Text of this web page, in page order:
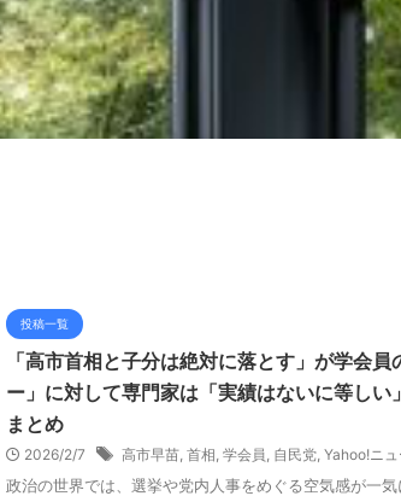
投稿一覧
「高市首相と子分は絶対に落とす」が学会
ー」に対して専門家は「実績はないに等し
まとめ
2026/2/7 高市早苗, 首相, 学会員, 自民党, Yahoo!ニュ
政治の世界では、選挙や党内人事をめぐる空気感が一気